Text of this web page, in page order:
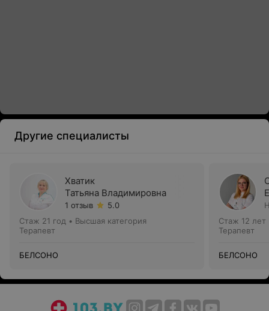
Другие специалисты
Хватик
Татьяна Владимировна
1 отзыв
5.0
Стаж 21 год • Высшая категория
Терапевт
БЕЛСОНО
Стаж 12 лет
Терапевт
БЕЛСОНО